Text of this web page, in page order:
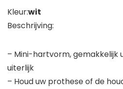
Kleur:wit
Beschrijving:
– Mini-hartvorm, gemakkelijk
uiterlijk
– Houd uw prothese of de